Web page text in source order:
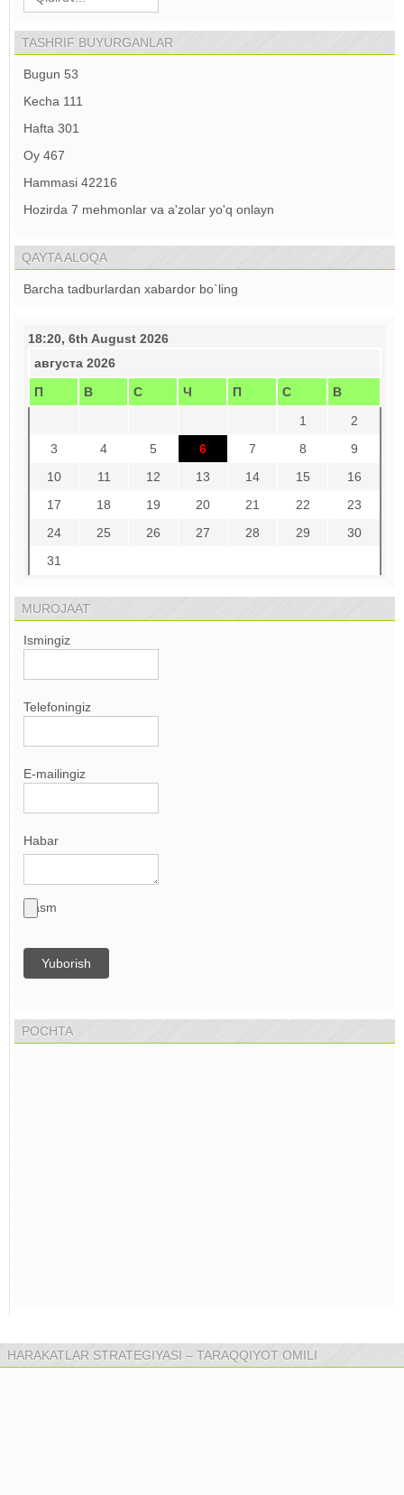
TASHRIF BUYURGANLAR
Bugun 53
Kecha 111
Hafta 301
Oy 467
Hammasi 42216
Hozirda 7 mehmonlar va a'zolar yo'q onlayn
QAYTA ALOQA
Barcha tadburlardan xabardor bo`ling
18:20, 6th August 2026
августа 2026
П
В С Ч П С
В
1
2
3
4 5 6 7 8
9
10
11 12 13 14 15
16
17
18 19 20 21 22
23
24
25 26 27 28 29
30
31
MUROJAAT
Ismingiz
Telefoningiz
E-mailingiz
Habar
Rasm
Yuborish
POCHTA
HARAKATLAR STRATEGIYASI – TARAQQIYOT OMILI